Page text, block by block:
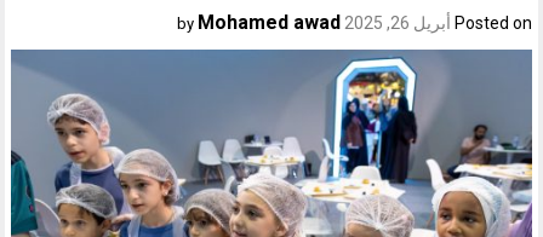
Posted on أبريل 26, 2025 Mohamed awad